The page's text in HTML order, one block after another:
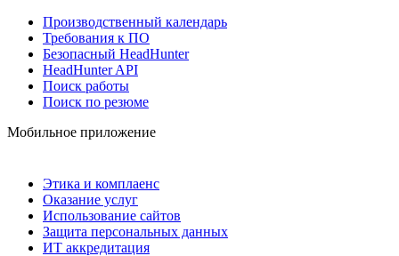
Производственный календарь
Требования к ПО
Безопасный HeadHunter
HeadHunter API
Поиск работы
Поиск по резюме
Мобильное приложение
Этика и комплаенс
Оказание услуг
Использование сайтов
Защита персональных данных
ИТ аккредитация